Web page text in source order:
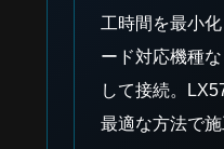
工時間を最小
ード対応機種
して接続。
最適な方法で施